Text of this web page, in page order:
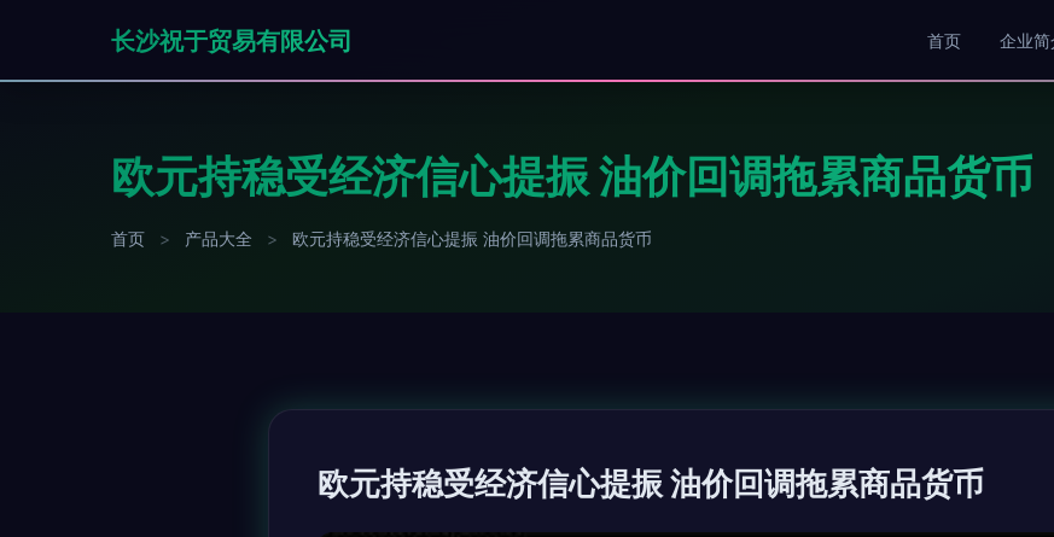
长沙祝于贸易有限公司 首页 企业简
欧元持稳受经济信心提振 油价回调拖累商品货币
首页 > 产品大全 > 欧元持稳受经济信心提振 油价回调拖累商品货币
欧元持稳受经济信心提振 油价回调拖累商品货币